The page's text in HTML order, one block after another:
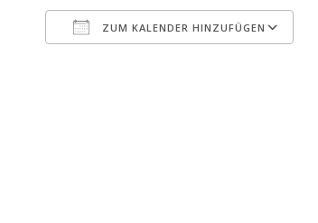
ZUM KALENDER HINZUFÜGEN